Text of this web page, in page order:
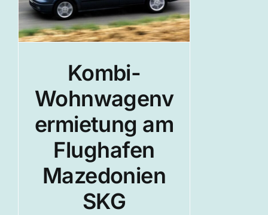
Kombi-
Wohnwagenv
ermietung am
Flughafen
Mazedonien
SKG